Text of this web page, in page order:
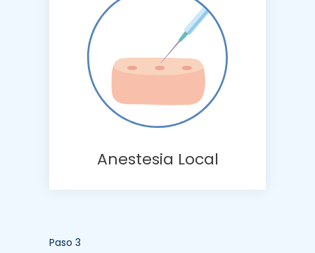
Anestesia Local
Paso 3